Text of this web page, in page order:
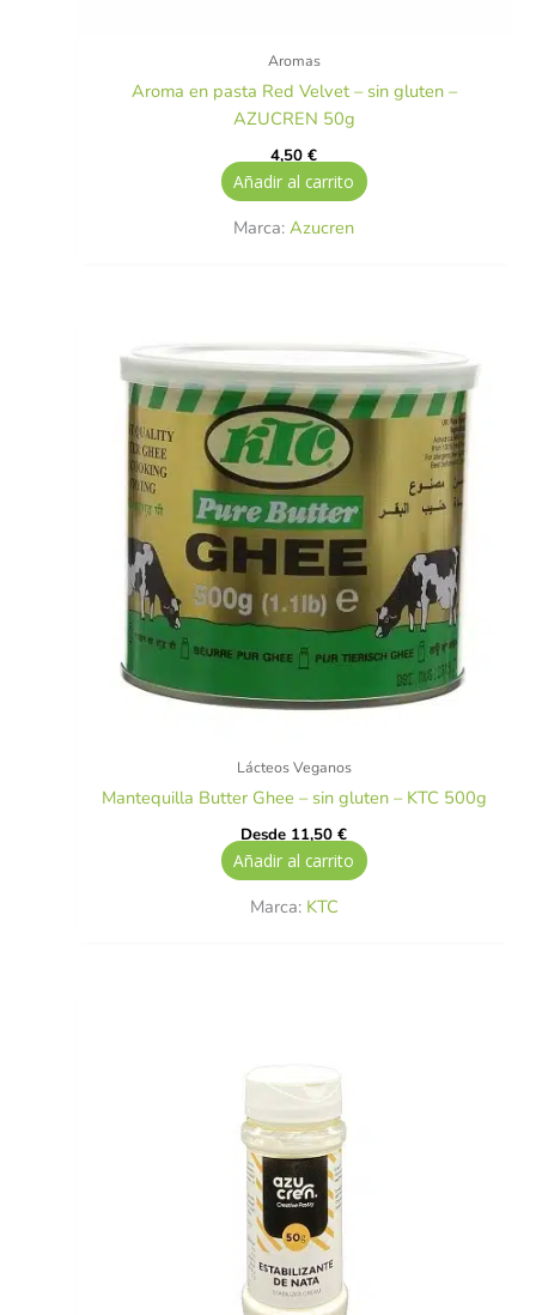
Aromas
Aroma en pasta Red Velvet – sin gluten –
AZUCREN 50g
4,50€
Añadir al carrito
Marca:Azucren
Lácteos Veganos
Mantequilla Butter Ghee – sin gluten – KTC 500g
Desde 11,50€
Añadir al carrito
Marca: KTC